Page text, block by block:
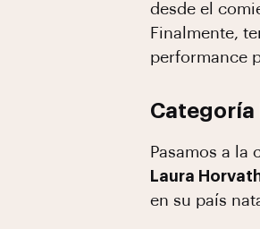
desde el
Finalmente,
performance
Categoría
Pasamos a la
Laura
en su país